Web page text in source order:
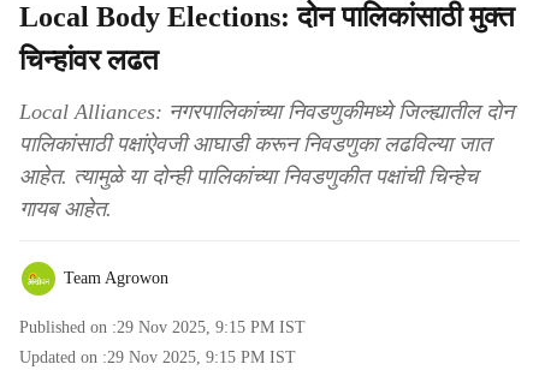
Local Body Elections: दोन पालिकांसाठी मुक्त
चिन्हांवर लढत
Local Alliances: नगरपालिकांच्या निवडणुकीमध्ये जिल्ह्यातील दोन
पालिकांसाठी पक्षांऐवजी आघाडी करून निवडणुका लढविल्या जात
आहेत. त्यामुळे या दोन्ही पालिकांच्या निवडणुकीत पक्षांची चिन्हेच
गायब आहेत.
Team Agrowon
Published on :29 Nov 2025, 9:15 PM IST
Updated on :29 Nov 2025, 9:15 PM IST